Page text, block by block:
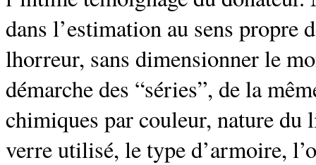
dans l’estimation au sens propre
lhorreur, sans dimensionner le
démarche des “séries”, de la
chimiques par couleur, nature
verre utilisé, le type d’armoire,